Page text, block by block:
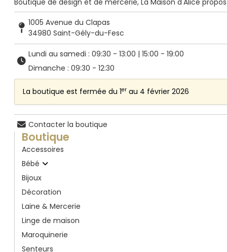
1005 Avenue du Clapas
34980 Saint-Gély-du-Fesc
Lundi au samedi : 09:30 - 13:00 | 15:00 - 19:00
Dimanche : 09:30 - 12:30
La boutique est fermée du 1er au 4 février 2026
Contacter la boutique
Boutique
Accessoires
Bébé
Bijoux
Décoration
Laine & Mercerie
Linge de maison
Maroquinerie
Senteurs